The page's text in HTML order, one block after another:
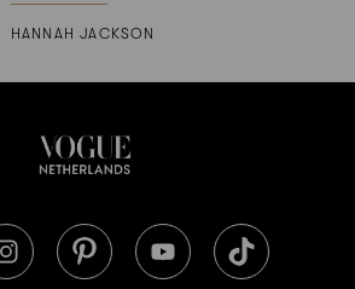
HANNAH JACKSON